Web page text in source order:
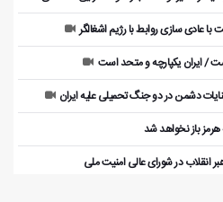
با عادی سازی روابط با رژیم اشغالگر
/ ایران یکپارچه و متحد است
دشمن در دو جنگ تحمیلی علیه ایران
هرمز باز نخواهد شد
انقلاب در شورای عالی امنیت ملی